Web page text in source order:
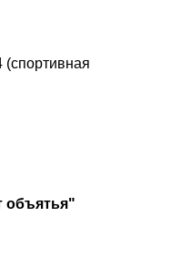
(спортивная
объятья"